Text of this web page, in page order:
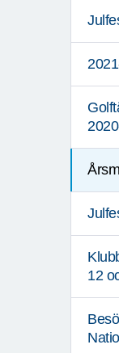
12